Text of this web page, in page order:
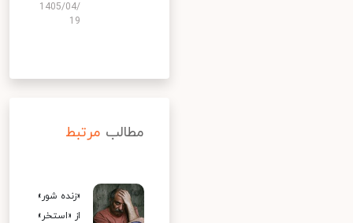
1405/04/
19
مطالب مرتبط
«زنده شور»
از «استخر»